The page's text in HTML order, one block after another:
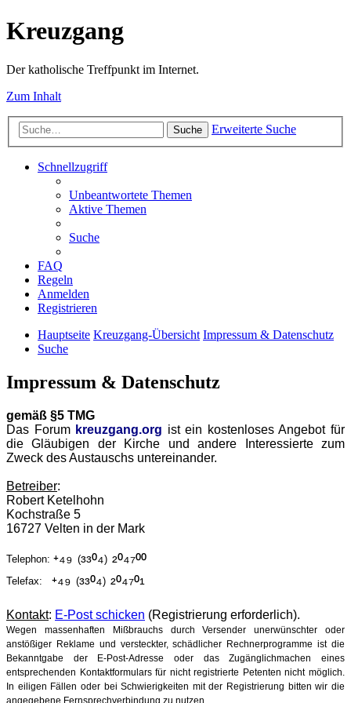
Kreuzgang
Der katholische Treffpunkt im Internet.
Zum Inhalt
Suche Erweiterte Suche
Schnellzugriff
Unbeantwortete Themen
Aktive Themen
Suche
FAQ
Regeln
Anmelden
Registrieren
Hauptseite Kreuzgang-Übersicht Impressum & Datenschutz
Suche
Impressum & Datenschutz
gemäß §5 TMG
Das Forum kreuzgang.org ist ein kostenloses Angebot für
die Gläubigen der Kirche und andere Interessierte zum
Zweck des Austauschs untereinander.
Betreiber:
Robert Ketelhohn
Kochstraße 5
16727 Velten in der Mark
Telephon: ⁺⁴⁹ (³³⁰⁴) ²⁰⁴⁷⁰⁰
Telefax: ⁺⁴⁹ (³³⁰⁴) ²⁰⁴⁷⁰¹
Kontakt: E-Post schicken (Registrierung erforderlich).
Wegen massenhaften Mißbrauchs durch Versender unerwünschter oder
anstößiger Reklame und versteckter, schädlicher Rechnerprogramme ist die
Bekanntgabe der E-Post-Adresse oder das Zugänglichmachen eines
entsprechenden Kontaktformulars für nicht registrierte Petenten nicht möglich.
In eiligen Fällen oder bei Schwierigkeiten mit der Registrierung bitten wir die
angegebene Fernsprechverbindung zu nutzen.